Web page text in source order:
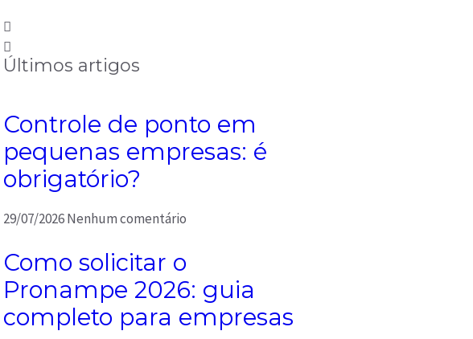
Últimos artigos
Controle de ponto em
pequenas empresas: é
obrigatório?
29/07/2026Nenhum comentário
Como solicitar o
Pronampe 2026: guia
completo para empresas